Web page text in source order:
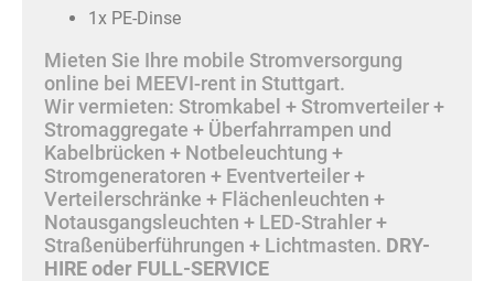
1x PE-Dinse
Mieten Sie Ihre mobile Stromversorgung
online bei MEEVI-rent in Stuttgart.
Wir vermieten: Stromkabel + Stromverteiler +
Stromaggregate + Überfahrrampen und
Kabelbrücken + Notbeleuchtung +
Stromgeneratoren + Eventverteiler +
Verteilerschränke + Flächenleuchten +
Notausgangsleuchten + LED-Strahler +
Straßenüberführungen + Lichtmasten. DRY-
HIRE oder FULL-SERVICE